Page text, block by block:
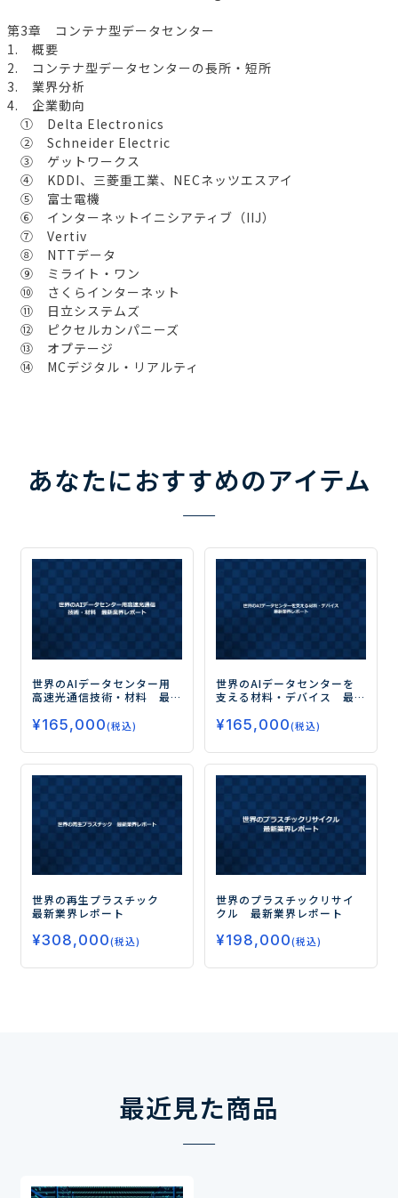
第3章 コンテナ型データセンター
1. 概要
2. コンテナ型データセンターの長所・短所
3. 業界分析
4. 企業動向
① Delta Electronics
② Schneider Electric
③ ゲットワークス
④ KDDI、三菱重工業、NECネッツエスアイ
⑤ 富士電機
⑥ インターネットイニシアティブ（IIJ）
⑦ Vertiv
⑧ NTTデータ
⑨ ミライト・ワン
⑩ さくらインターネット
⑪ 日立システムズ
⑫ ピクセルカンパニーズ
⑬ オプテージ
⑭ MCデジタル・リアルティ
あなたにおすすめのアイテム
世界のAIデータセンター用
高速光通信技術・材料 最
¥165,000(税込)
世界のAIデータセンターを
支える材料・デバイス 最
¥165,000(税込)
世界の再生プラスチック
最新業界レポート
¥308,000(税込)
世界のプラスチックリサイ
クル 最新業界レポート
¥198,000(税込)
最近見た商品